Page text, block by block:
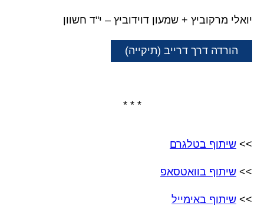
יואלי מרקוביץ + שמעון דוידוביץ – י"ד חשוון
הורדה דרך דרייב (תיקייה)
* * *
>> שיתוף בטלגרם
>> שיתוף בוואטסאפ
>> שיתוף באימייל